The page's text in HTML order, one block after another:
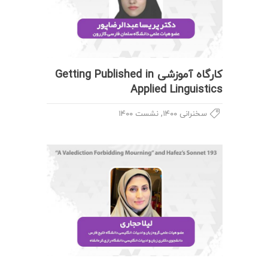
کارگاه آموزشی Getting Published in
Applied Linguistics
سخنرانی ۱۴۰۰ , نشست ۱۴۰۰